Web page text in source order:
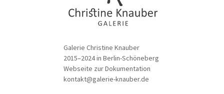
Galerie Christine Knauber
2015–2024 in Berlin-Schöneberg
Webseite zur Dokumentation
kontakt@galerie-knauber.de